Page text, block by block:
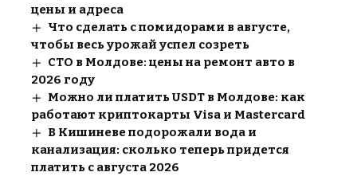
цены и адреса
Что сделать с помидорами в августе,
чтобы весь урожай успел созреть
СТО в Молдове: цены на ремонт авто в
2026 году
Можно ли платить USDT в Молдове: как
работают криптокарты Visa и Mastercard
В Кишиневе подорожали вода и
канализация: сколько теперь придется
платить с августа 2026